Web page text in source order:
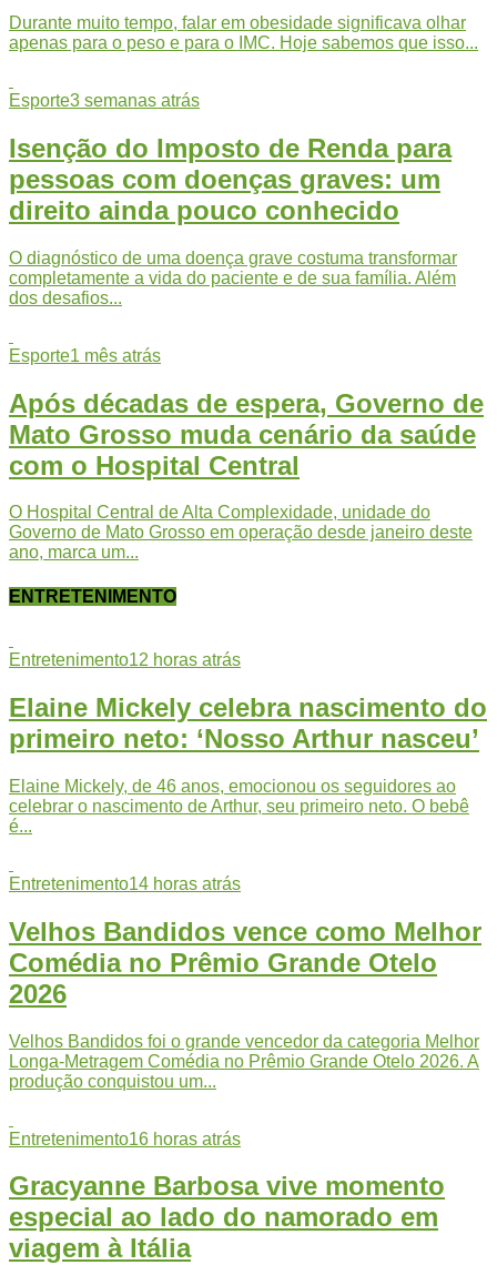
Durante muito tempo, falar em obesidade significava olhar
apenas para o peso e para o IMC. Hoje sabemos que isso...
Esporte3 semanas atrás
Isenção do Imposto de Renda para
pessoas com doenças graves: um
direito ainda pouco conhecido
O diagnóstico de uma doença grave costuma transformar
completamente a vida do paciente e de sua família. Além
dos desafios...
Esporte1 mês atrás
Após décadas de espera, Governo de
Mato Grosso muda cenário da saúde
com o Hospital Central
O Hospital Central de Alta Complexidade, unidade do
Governo de Mato Grosso em operação desde janeiro deste
ano, marca um...
ENTRETENIMENTO
Entretenimento12 horas atrás
Elaine Mickely celebra nascimento do
primeiro neto: ‘Nosso Arthur nasceu’
Elaine Mickely, de 46 anos, emocionou os seguidores ao
celebrar o nascimento de Arthur, seu primeiro neto. O bebê
é...
Entretenimento14 horas atrás
Velhos Bandidos vence como Melhor
Comédia no Prêmio Grande Otelo
2026
Velhos Bandidos foi o grande vencedor da categoria Melhor
Longa-Metragem Comédia no Prêmio Grande Otelo 2026. A
produção conquistou um...
Entretenimento16 horas atrás
Gracyanne Barbosa vive momento
especial ao lado do namorado em
viagem à Itália